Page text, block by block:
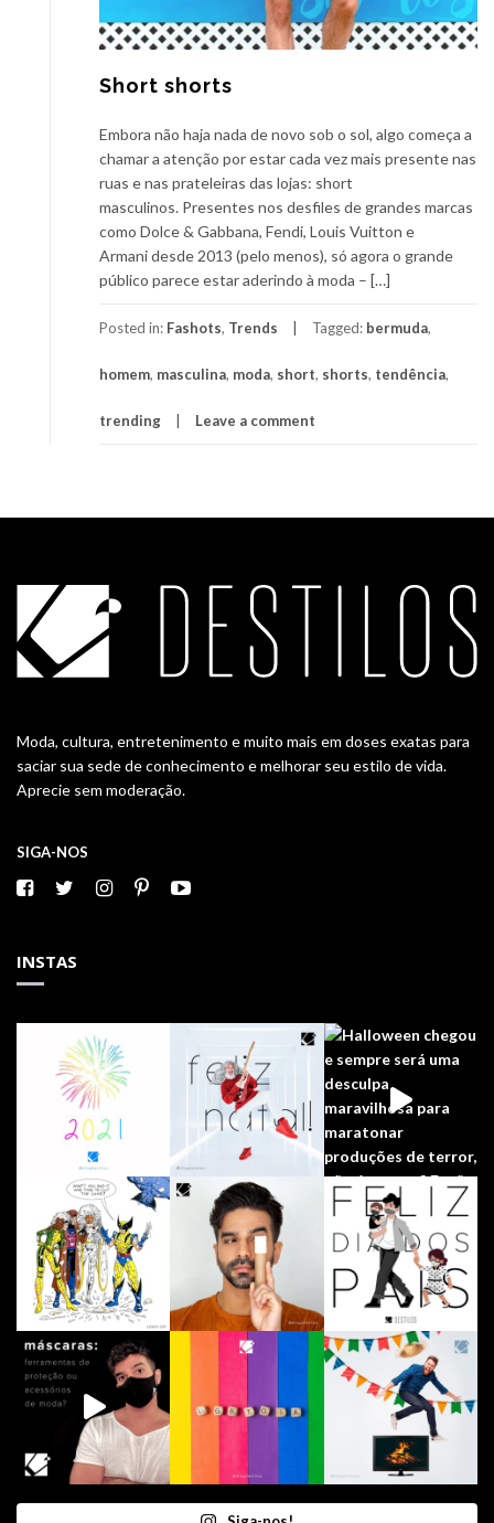
Short shorts
Embora não haja nada de novo sob o sol, algo começa a
chamar a atenção por estar cada vez mais presente nas
ruas e nas prateleiras das lojas: short
masculinos. Presentes nos desfiles de grandes marcas
como Dolce & Gabbana, Fendi, Louis Vuitton e
Armani desde 2013 (pelo menos), só agora o grande
público parece estar aderindo à moda – […]
Posted in: Fashots, Trends Tagged: bermuda,
homem, masculina, moda, short, shorts, tendência,
trending Leave a comment
Moda, cultura, entretenimento e muito mais em doses exatas para
saciar sua sede de conhecimento e melhorar seu estilo de vida.
Aprecie sem moderação.
SIGA-NOS
INSTAS